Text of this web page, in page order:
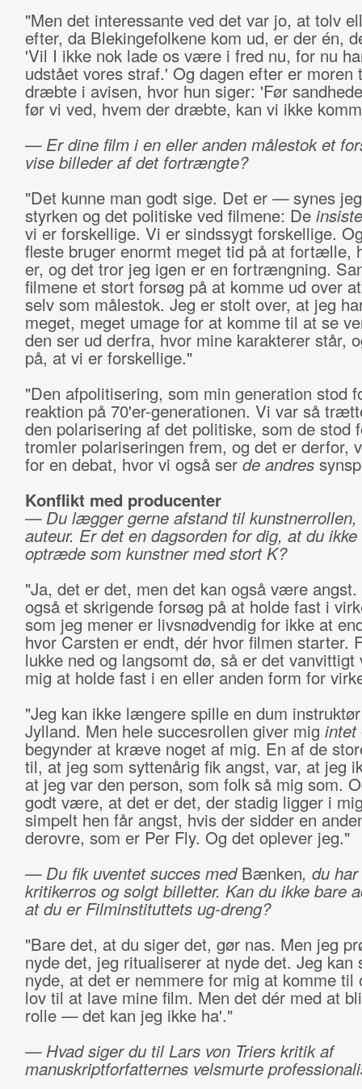
"Men det interessante ved det var jo, at tolv
efter, da Blekingefolkene kom ud, er der én,
'Vil I ikke nok lade os være i fred nu, for nu
udstået vores straf.' Og dagen efter er moren
dræbte i avisen, hvor hun siger: 'Før
før vi ved, hvem der dræbte, kan vi ikke
— Er dine film i en eller anden målestok et
vise billeder af det fortrængte?
"Det kunne man godt sige. Det er —synes
styrken og det politiske ved filmene: De
vi er forskellige. Vi er sindssygt forskellige.
fleste bruger enormt meget tid på at fortælle,
er, og det tror jeg igen er en fortrængning.
filmene et stort forsøg på at komme ud over
selv som målestok. Jeg er stolt over, at jeg
meget, meget umage for at komme til at se
den ser ud derfra, hvor mine karakterer står,
på, at vi er forskellige."
"Den afpolitisering, som min generation stod
reaktion på 70'er-generationen. Vi var så
den polarisering af det politiske, som de stod
tromler polariseringen frem, og det er derfor,
for en debat, hvor vi også ser de andres
Konflikt med producenter
— Du lægger gerne afstand til kunstnerrollen,
auteur. Er det en dagsorden for dig, at du
optræde som kunstner med stort K?
"Ja, det er det, men det kan også være
også et skrigende forsøg på at holde fast i
som jeg mener er livsnødvendig for ikke at
hvor Carsten er endt, dér hvor filmen starter.
lukke ned og langsomt dø, så er det vanvittigt
mig at holde fast i en eller anden form for
"Jeg kan ikke længere spille en dum
Jylland. Men hele succesrollen giver mig intet
begynder at kræve noget af mig. En af de
til, at jeg som syttenårig fik angst, var, at jeg
at jeg var den person, som folk så mig som.
godt være, at det er det, der stadig ligger i
simpelt hen får angst, hvis der sidder en
derovre, som er Per Fly. Og det oplever jeg."
— Du fik uventet succes med Bænken, du
kritikerros og solgt billetter. Kan du ikke bare
at du er Filminstituttets ug-dreng?
"Bare det, at du siger det, gør nas. Men jeg
nyde det, jeg ritualiserer at nyde det. Jeg kan
nyde, at det er nemmere for mig at komme til
lov til at lave mine film. Men det dér med at
rolle —det kan jeg ikke ha'."
— Hvad siger du til Lars von Triers kritik af
manuskriptforfatternes velsmurte